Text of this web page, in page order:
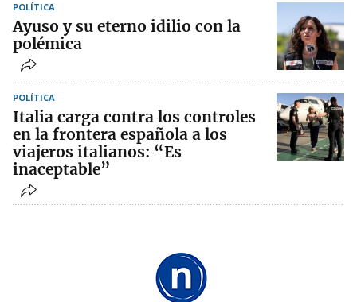
POLÍTICA
Ayuso y su eterno idilio con la
polémica
POLÍTICA
Italia carga contra los controles
en la frontera española a los
viajeros italianos: “Es
inaceptable”